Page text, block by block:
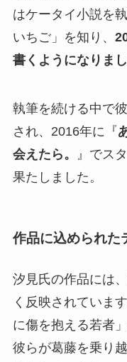
はケータイ小説を
いちご」を知り、
書くようになりま
執筆を続ける中で
され、2016年に『
会えたら。
』でス
果たしました。
作品に込められた
汐見氏の作品には
く反映されていま
に傷を抱える若者
彼らが葛藤を乗り